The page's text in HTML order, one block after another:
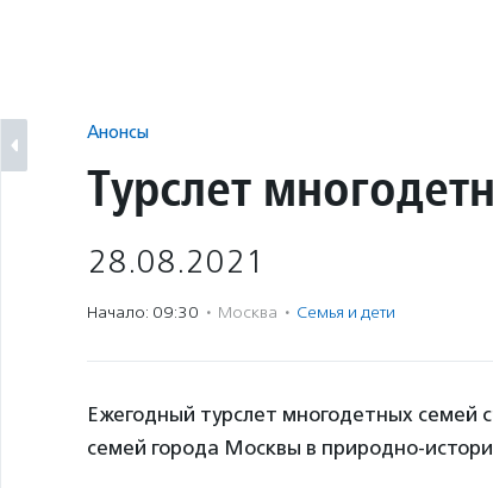
Анонсы
Турслет
28.08.2021
Начало: 09:30 · Москва · Семья и дети
Ежегодный турслет многодетных
семей города Москвы в природно-